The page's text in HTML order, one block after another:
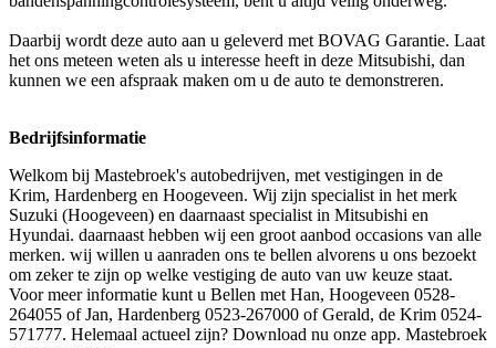
Daarbij wordt deze auto aan u geleverd met BOVAG Garantie. Laat
het ons meteen weten als u interesse heeft in deze Mitsubishi, dan
kunnen we een afspraak maken om u de auto te demonstreren.
Bedrijfsinformatie
Welkom bij Mastebroek's autobedrijven, met vestigingen in de
Krim, Hardenberg en Hoogeveen. Wij zijn specialist in het merk
Suzuki (Hoogeveen) en daarnaast specialist in Mitsubishi en
Hyundai. daarnaast hebben wij een groot aanbod occasions van alle
merken. wij willen u aanraden ons te bellen alvorens u ons bezoekt
om zeker te zijn op welke vestiging de auto van uw keuze staat.
Voor meer informatie kunt u Bellen met Han, Hoogeveen 0528-
264055 of Jan, Hardenberg 0523-267000 of Gerald, de Krim 0524-
571777. Helemaal actueel zijn? Download nu onze app. Mastebroek